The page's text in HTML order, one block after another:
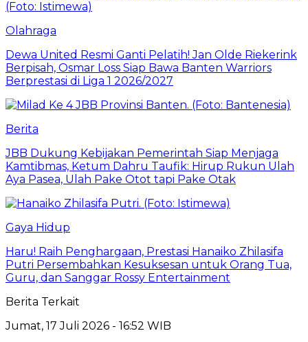
Olahraga
Dewa United Resmi Ganti Pelatih! Jan Olde Riekerink
Berpisah, Osmar Loss Siap Bawa Banten Warriors
Berprestasi di Liga 1 2026/2027
Berita
JBB Dukung Kebijakan Pemerintah Siap Menjaga
Kamtibmas, Ketum Dahru Taufik: Hirup Rukun Ulah
Aya Pasea, Ulah Pake Otot tapi Pake Otak
Gaya Hidup
Haru! Raih Penghargaan, Prestasi Hanaiko Zhilasifa
Putri Persembahkan Kesuksesan untuk Orang Tua,
Guru, dan Sanggar Rossy Entertainment
Berita Terkait
Jumat, 17 Juli 2026 - 16:52 WIB